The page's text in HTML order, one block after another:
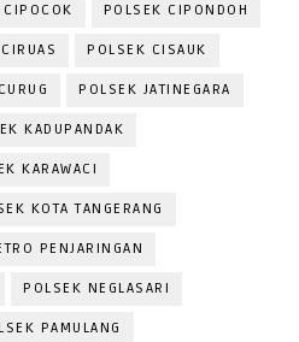
POLSEK CIPONDOH
POLSEK CISAUK
POLSEK JATINEGARA
KADUPANDAK
KARAWACI
KOTA TANGERANG
PENJARINGAN
POLSEK NEGLASARI
PAMULANG